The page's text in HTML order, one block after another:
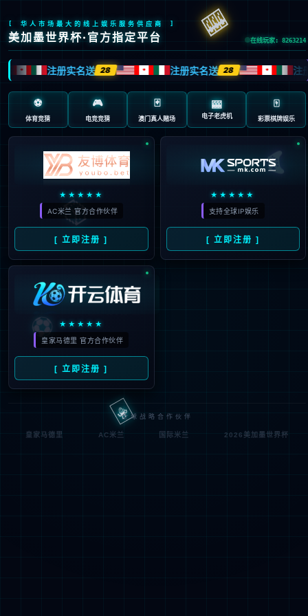
必一运动集团官网后台管理系统
系统登录


立即登陆